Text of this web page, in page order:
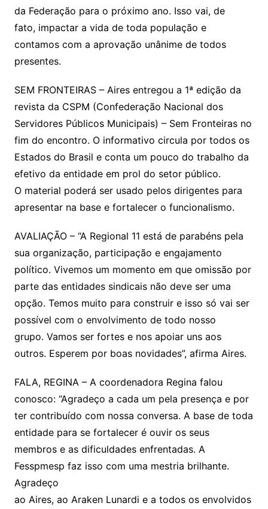
da Federação para o próximo ano. Isso vai, de
fato, impactar a vida de toda população e
contamos com a aprovação unânime de todos
presentes.
SEM FRONTEIRAS – Aires entregou a 1ª edição da
revista da CSPM (Confederação Nacional dos
Servidores Públicos Municipais) – Sem Fronteiras no
fim do encontro. O informativo circula por todos os
Estados do Brasil e conta um pouco do trabalho da
efetivo da entidade em prol do setor público.
O material poderá ser usado pelos dirigentes para
apresentar na base e fortalecer o funcionalismo.
AVALIAÇÃO – “A Regional 11 está de parabéns pela
sua organização, participação e engajamento
político. Vivemos um momento em que omissão por
parte das entidades sindicais não deve ser uma
opção. Temos muito para construir e isso só vai ser
possível com o envolvimento de todo nosso
grupo. Vamos ser fortes e nos apoiar uns aos
outros. Esperem por boas novidades”, afirma Aires.
FALA, REGINA – A coordenadora Regina falou
conosco: “Agradeço a cada um pela presença e por
ter contribuído com nossa conversa. A base de toda
entidade para se fortalecer é ouvir os seus
membros e as dificuldades enfrentadas. A
Fesspmesp faz isso com uma mestria brilhante.
Agradeço
ao Aires, ao Araken Lunardi e a todos os envolvidos